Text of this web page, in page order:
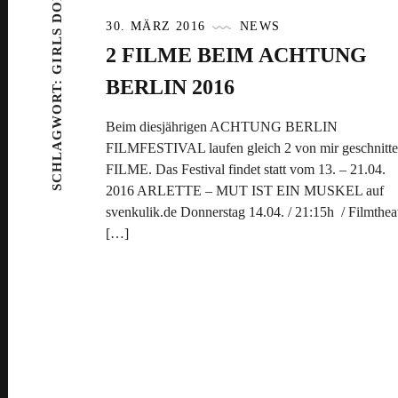
SCHLAGWORT:
30. MÄRZ 2016 NEWS
2 FILME BEIM ACHTUNG
BERLIN 2016
Beim diesjährigen ACHTUNG BERLIN
FILMFESTIVAL laufen gleich 2 von mir
FILME. Das Festival findet statt vom 13. – 21.04.
2016 ARLETTE – MUT IST EIN MUSKEL auf
svenkulik.de Donnerstag 14.04. / 21:15h /
[…]